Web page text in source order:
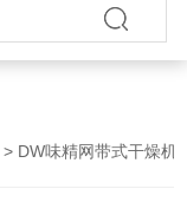
> DW味精网带式干燥机